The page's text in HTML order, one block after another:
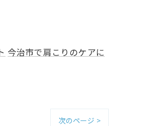
今治市で肩こりのケアに
次のページ >